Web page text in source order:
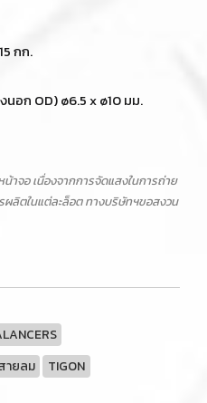
กก.
อก OD) ø6.5 x ø10 มม.
าจอ เนื่องจากการจัดแสงในการถ่าย
ลิตในแต่ละล็อต ทางบริษัทฯขอสงวน
ายลม TIGON